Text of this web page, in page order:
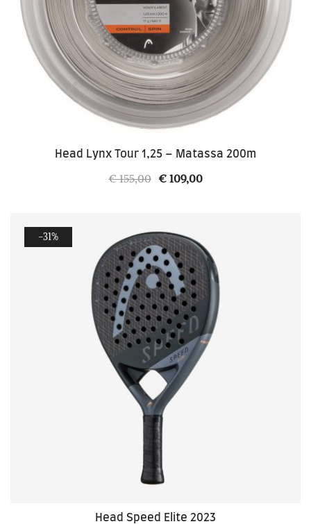
Head Lynx Tour 1,25 – Matassa 200m
€155,00 Il
era:
€ 155,00.
€ 109,00Il
€ 109,00.
-31%
Head Speed Elite 2023